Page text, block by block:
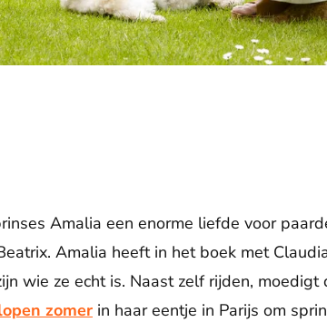
Amalia een enorme liefde voor
Amalia heeft in het boek met
wie ze echt is. Naast zelf rijden,
zomer in haar eentje in Parijs om